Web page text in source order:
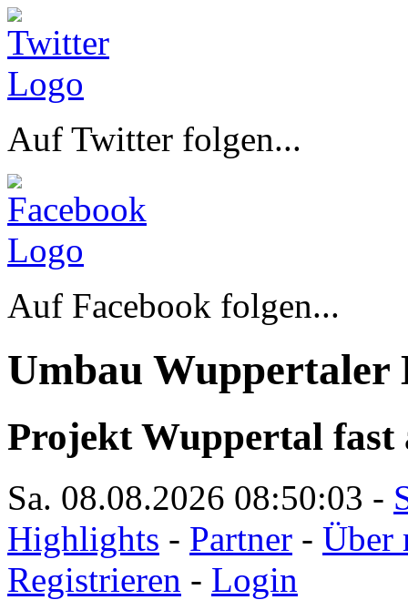
Auf Twitter folgen...
Auf Facebook folgen...
Umbau Wuppertaler
Projekt Wuppertal fast
Sa. 08.08.2026 08:50:03 -
Highlights - Partner - Über
Registrieren - Login